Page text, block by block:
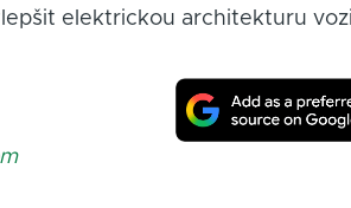
elektrickou architekturu